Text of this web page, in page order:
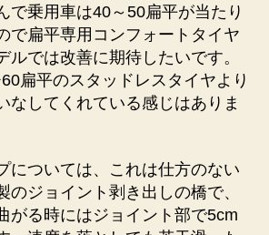
で乗用車は40～50扁平が当たり
で扁平専用コンフォートタイヤ
ルでは改善に期待したいです。
扁平のスタッドレスタイヤより
なしてくれている感じはありま
については、これは仕方のない
のジョイント剥き出しの橋で、
がる時にはジョイント部で5cm